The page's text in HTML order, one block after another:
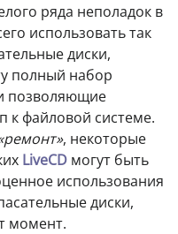
ряда неполадок в
использовать так
диски,
полный набор
позволяющие
к файловой системе.
, некоторые
LiveCD могут быть
использования
диски,
момент.